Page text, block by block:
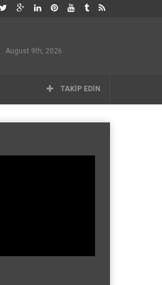
August 9th, 2026
TAKIP EDIN